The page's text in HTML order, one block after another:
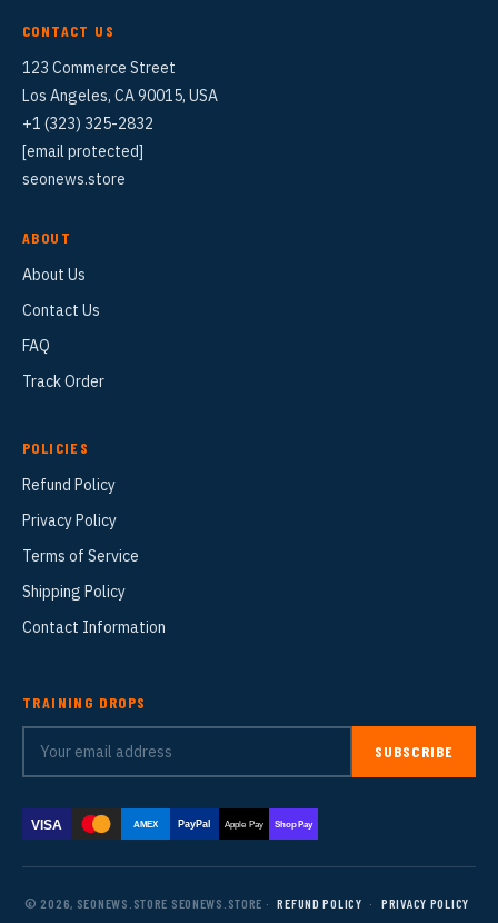
CONTACT US
123 Commerce Street
Los Angeles, CA 90015, USA
+1 (323) 325-2832
[email protected]
seonews.store
ABOUT
About Us
Contact Us
FAQ
Track Order
POLICIES
Refund Policy
Privacy Policy
Terms of Service
Shipping Policy
Contact Information
TRAINING DROPS
SUBSCRIBE
VISA AMEX PayPal Apple Pay Shop Pay
© 2026, SEONEWS.STORE SEONEWS.STORE · REFUND POLICY ·
PRIVACY POLICY